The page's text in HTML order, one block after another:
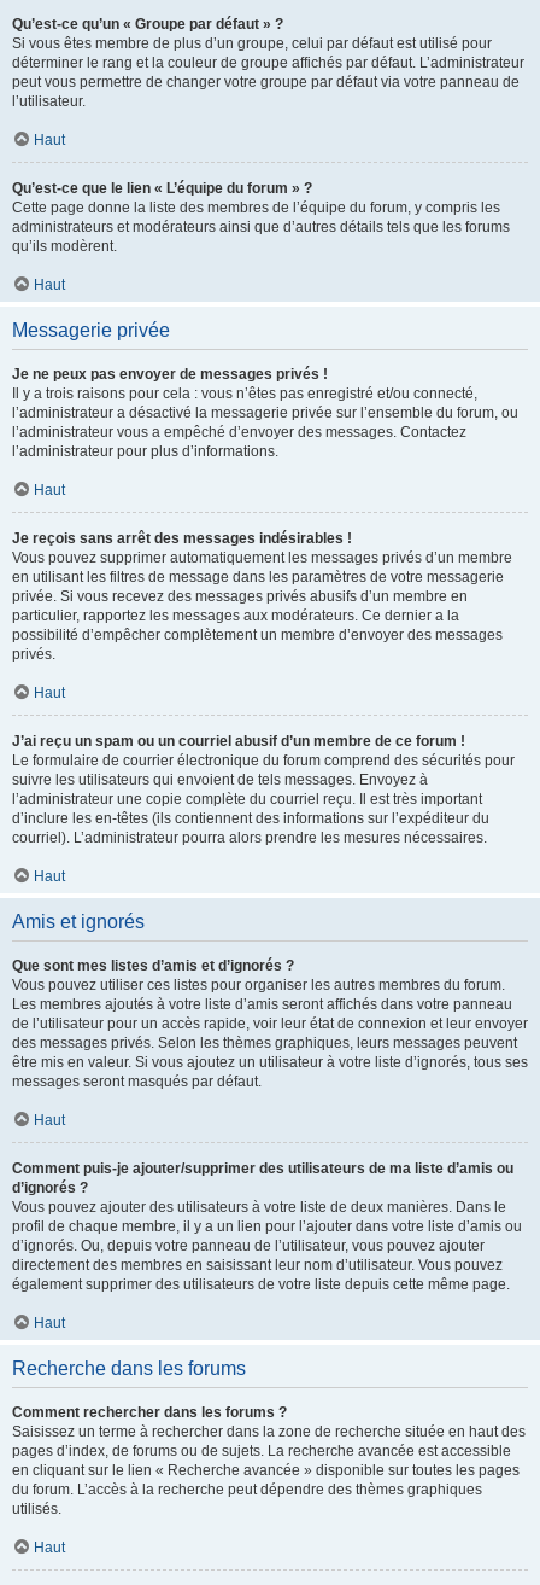
Qu’est-ce qu’un « Groupe par défaut » ?
Si vous êtes membre de plus d’un groupe, celui par défaut est utilisé pour
déterminer le rang et la couleur de groupe affichés par défaut. L’administrateur
peut vous permettre de changer votre groupe par défaut via votre panneau de
l’utilisateur.
Haut
Qu’est-ce que le lien « L’équipe du forum » ?
Cette page donne la liste des membres de l’équipe du forum, y compris les
administrateurs et modérateurs ainsi que d’autres détails tels que les forums
qu’ils modèrent.
Haut
Messagerie privée
Je ne peux pas envoyer de messages privés !
Il y a trois raisons pour cela : vous n’êtes pas enregistré et/ou connecté,
l’administrateur a désactivé la messagerie privée sur l’ensemble du forum, ou
l’administrateur vous a empêché d’envoyer des messages. Contactez
l’administrateur pour plus d’informations.
Haut
Je reçois sans arrêt des messages indésirables !
Vous pouvez supprimer automatiquement les messages privés d’un membre
en utilisant les filtres de message dans les paramètres de votre messagerie
privée. Si vous recevez des messages privés abusifs d’un membre en
particulier, rapportez les messages aux modérateurs. Ce dernier a la
possibilité d’empêcher complètement un membre d’envoyer des messages
privés.
Haut
J’ai reçu un spam ou un courriel abusif d’un membre de ce forum !
Le formulaire de courrier électronique du forum comprend des sécurités pour
suivre les utilisateurs qui envoient de tels messages. Envoyez à
l’administrateur une copie complète du courriel reçu. Il est très important
d’inclure les en-têtes (ils contiennent des informations sur l’expéditeur du
courriel). L’administrateur pourra alors prendre les mesures nécessaires.
Haut
Amis et ignorés
Que sont mes listes d’amis et d’ignorés ?
Vous pouvez utiliser ces listes pour organiser les autres membres du forum.
Les membres ajoutés à votre liste d’amis seront affichés dans votre panneau
de l’utilisateur pour un accès rapide, voir leur état de connexion et leur envoyer
des messages privés. Selon les thèmes graphiques, leurs messages peuvent
être mis en valeur. Si vous ajoutez un utilisateur à votre liste d’ignorés, tous ses
messages seront masqués par défaut.
Haut
Comment puis-je ajouter/supprimer des utilisateurs de ma liste d’amis ou
d’ignorés ?
Vous pouvez ajouter des utilisateurs à votre liste de deux manières. Dans le
profil de chaque membre, il y a un lien pour l’ajouter dans votre liste d’amis ou
d’ignorés. Ou, depuis votre panneau de l’utilisateur, vous pouvez ajouter
directement des membres en saisissant leur nom d’utilisateur. Vous pouvez
également supprimer des utilisateurs de votre liste depuis cette même page.
Haut
Recherche dans les forums
Comment rechercher dans les forums ?
Saisissez un terme à rechercher dans la zone de recherche située en haut des
pages d’index, de forums ou de sujets. La recherche avancée est accessible
en cliquant sur le lien « Recherche avancée » disponible sur toutes les pages
du forum. L’accès à la recherche peut dépendre des thèmes graphiques
utilisés.
Haut